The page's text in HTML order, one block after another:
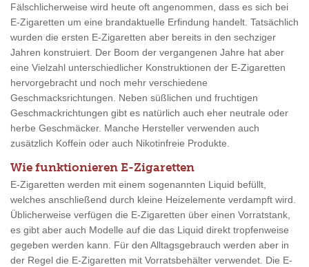
Fälschlicherweise wird heute oft angenommen, dass es sich bei
E-Zigaretten um eine brandaktuelle Erfindung handelt. Tatsächlich
wurden die ersten E-Zigaretten aber bereits in den sechziger
Jahren konstruiert. Der Boom der vergangenen Jahre hat aber
eine Vielzahl unterschiedlicher Konstruktionen der E-Zigaretten
hervorgebracht und noch mehr verschiedene
Geschmacksrichtungen. Neben süßlichen und fruchtigen
Geschmackrichtungen gibt es natürlich auch eher neutrale oder
herbe Geschmäcker. Manche Hersteller verwenden auch
zusätzlich Koffein oder auch Nikotinfreie Produkte.
Wie funktionieren E-Zigaretten
E-Zigaretten werden mit einem sogenannten Liquid befüllt,
welches anschließend durch kleine Heizelemente verdampft wird.
Üblicherweise verfügen die E-Zigaretten über einen Vorratstank,
es gibt aber auch Modelle auf die das Liquid direkt tropfenweise
gegeben werden kann. Für den Alltagsgebrauch werden aber in
der Regel die E-Zigaretten mit Vorratsbehälter verwendet. Die E-